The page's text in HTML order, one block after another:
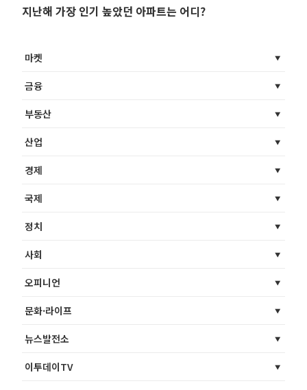
지난해 가장 인기 높았던 아파트는 어디?
마켓
금융
부동산
산업
경제
국제
정치
사회
오피니언
문화·라이프
뉴스발전소
이투데이TV